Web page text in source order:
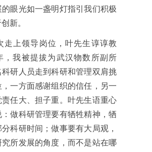
眼光如一盏明灯指引我们积极
新。
走上领导岗位，叶先生谆谆教
，我被提拔为武汉物数所副所
研人员走到科研和管理双肩挑
，一方面感谢组织的信任，另一
任大、担子重。叶先生语重心
做科研管理要有牺牲精神，牺
科研时间；做事要有大局观，
究所发展的角度，而不是站在哪